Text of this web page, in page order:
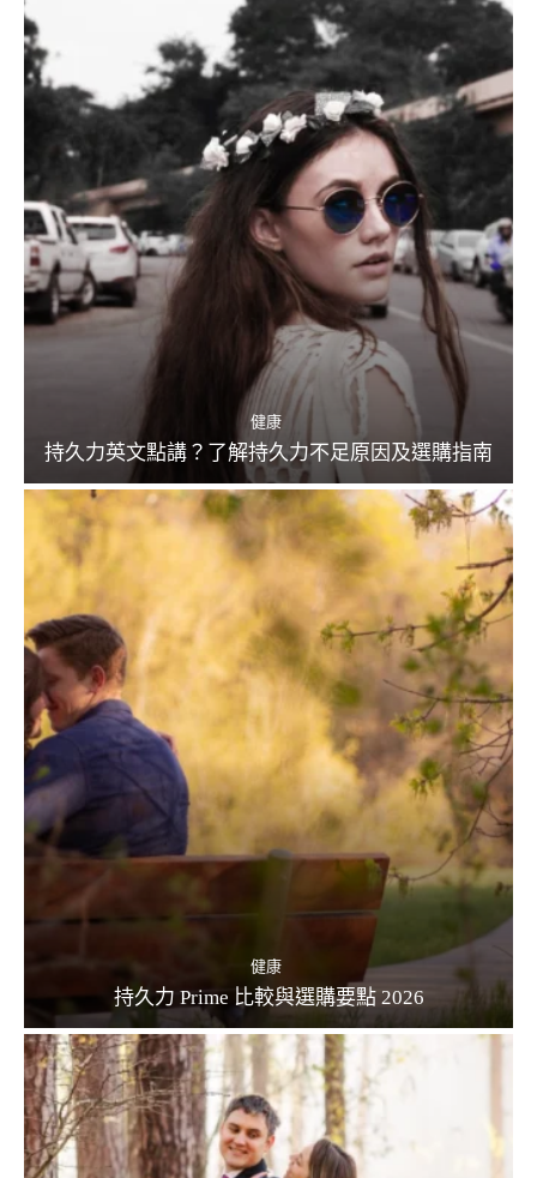
健康
持久力英文點講？了解持久力不足原因及選購指南
健康
持久力 Prime 比較與選購要點 2026